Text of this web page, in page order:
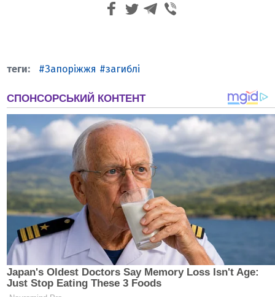
Запоріжжя загиблі